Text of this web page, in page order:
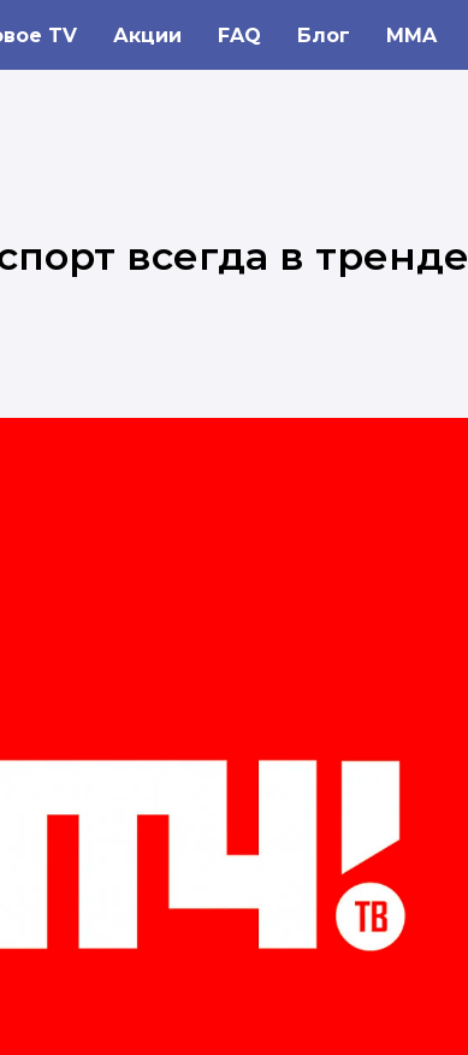
TV Акции FAQ Блог MMA
всегда в тренде